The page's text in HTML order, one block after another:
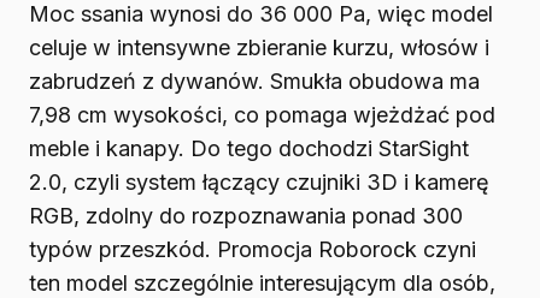
Moc ssania wynosi do 36 000 Pa, więc model
celuje w intensywne zbieranie kurzu, włosów i
zabrudzeń z dywanów. Smukła obudowa ma
7,98 cm wysokości, co pomaga wjeżdżać pod
meble i kanapy. Do tego dochodzi StarSight
2.0, czyli system łączący czujniki 3D i kamerę
RGB, zdolny do rozpoznawania ponad 300
typów przeszkód. Promocja Roborock czyni
ten model szczególnie interesującym dla osób,